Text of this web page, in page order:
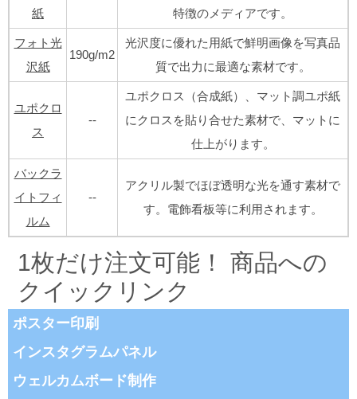
紙
特徴のメディアです。
フォト光
沢紙
190g/m2
光沢度に優れた用紙で鮮明画像を写真品
質で出力に最適な素材です。
ユポクロ
ス
--
ユポクロス（合成紙）、マット調ユポ紙
にクロスを貼り合せた素材で、マットに
仕上がります。
バックラ
イトフィ
ルム
--
アクリル製でほぼ透明な光を通す素材で
す。電飾看板等に利用されます。
1枚だけ注文可能！ 商品への
クイックリンク
ポスター印刷
インスタグラムパネル
ウェルカムボード制作